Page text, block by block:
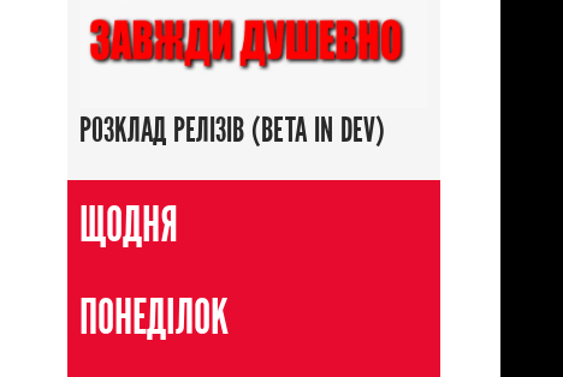
РОЗКЛАД РЕЛІЗІВ (BETA IN DEV)
ЩОДНЯ
ПОНЕДІЛОК